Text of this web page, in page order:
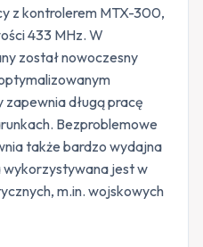
z kontrolerem MTX-300,
433 MHz. W
został nowoczesny
długą pracę
Bezproblemowe
także bardzo wydajna
jest w
m.in. wojskowych